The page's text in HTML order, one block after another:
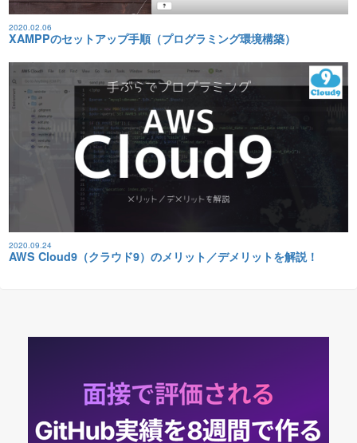
2020.02.06
XAMPPのセットアップ手順（プログラミング環境構築）
2020.09.24
AWS Cloud9（クラウド9）のメリット／デメリットを解説！